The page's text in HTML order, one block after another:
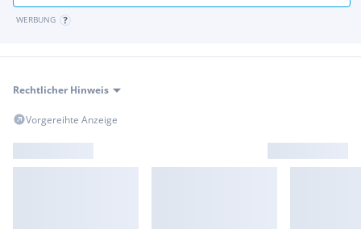
WERBUNG
Rechtlicher Hinweis
Vorgereihte Anzeige